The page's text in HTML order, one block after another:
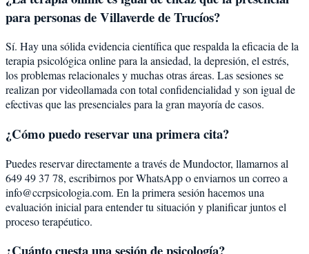
para personas de Villaverde de Trucíos?
Sí. Hay una sólida evidencia científica que respalda la eficacia de la
terapia psicológica online para la ansiedad, la depresión, el estrés,
los problemas relacionales y muchas otras áreas. Las sesiones se
realizan por videollamada con total confidencialidad y son igual de
efectivas que las presenciales para la gran mayoría de casos.
¿Cómo puedo reservar una primera cita?
Puedes reservar directamente a través de Mundoctor, llamarnos al
649 49 37 78, escribirnos por WhatsApp o enviarnos un correo a
info@ccrpsicologia.com. En la primera sesión hacemos una
evaluación inicial para entender tu situación y planificar juntos el
proceso terapéutico.